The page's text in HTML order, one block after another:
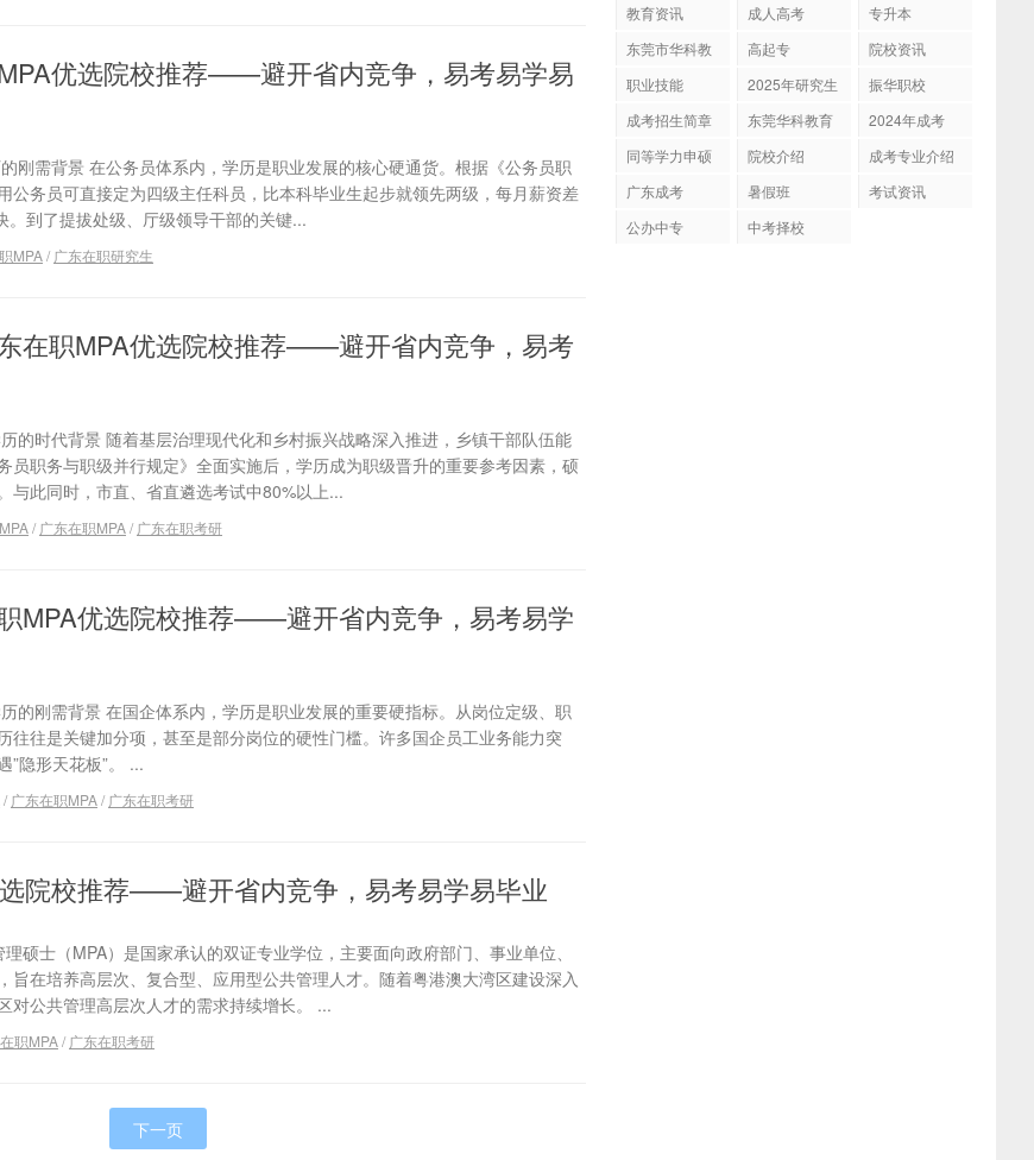
优选院校推荐——避开省内竞争，易考易学易
刚需背景 在公务员体系内，学历是职业发展的核心硬通货。根据《公务员职
公务员可直接定为四级主任科员，比本科毕业生起步就领先两级，每月薪资差
到了提拔处级、厅级领导干部的关键...
MPA/ 广东在职研究生
在职MPA优选院校推荐——避开省内竞争，易考
的时代背景 随着基层治理现代化和乡村振兴战略深入推进，乡镇干部队伍能
员职务与职级并行规定》全面实施后，学历成为职级晋升的重要参考因素，硕
与此同时，市直、省直遴选考试中80%以上...
/ 广东在职MPA/ 广东在职考研
MPA优选院校推荐——避开省内竞争，易考易学
的刚需背景 在国企体系内，学历是职业发展的重要硬指标。从岗位定级、职
往往是关键加分项，甚至是部分岗位的硬性门槛。许多国企员工业务能力突
”隐形天花板”。 ...
/ 广东在职MPA/ 广东在职考研
院校推荐——避开省内竞争，易考易学易毕业
硕士（MPA）是国家承认的双证专业学位，主要面向政府部门、事业单位、
旨在培养高层次、复合型、应用型公共管理人才。随着粤港澳大湾区建设深入
对公共管理高层次人才的需求持续增长。 ...
职MPA/ 广东在职考研
下一页
教育资讯 成人高考
专升本
东莞市华科教
高起专
院校资讯
职业技能
2025年研究生
振华职校
成考招生简章
东莞华科教育
2024年成考
同等学力申硕
院校介绍
成考专业介绍
广东成考
暑假班
考试资讯
公办中专
中考择校